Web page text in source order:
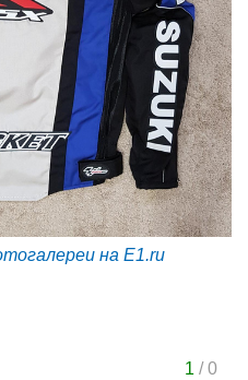
на E1.ru
1 /0